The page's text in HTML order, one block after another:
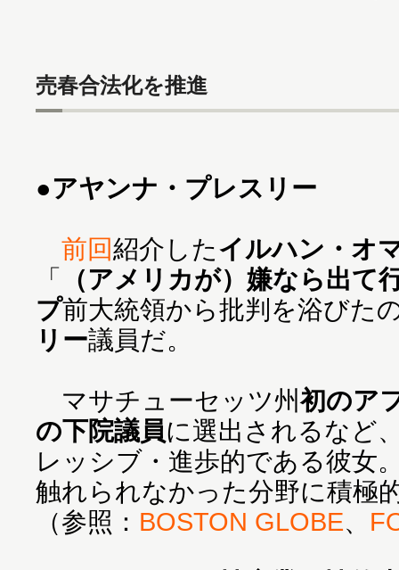
売春合法化を推進
●アヤンナ・プレスリー
前回紹介したイルハン・オ
「 （アメリカが）嫌なら出て
プ前大統領から批判を浴びた
リー議員だ。
マサチューセッツ州初のア
の下院議員に選出されるなど
レッシブ・進歩的である彼女
触れられなかった分野に積極
（参照： BOSTON GLOBE、